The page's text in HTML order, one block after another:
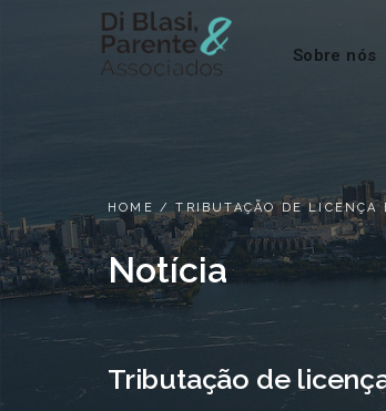
Sobre nós
HOME /TRIBUTAÇÃO DE LICENÇA
Notícia
Tributação de